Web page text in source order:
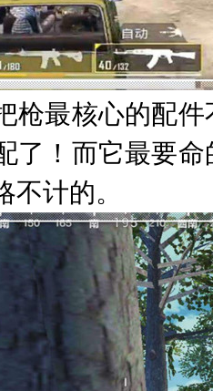
枪最核心的配
了！而它最要
不计的。